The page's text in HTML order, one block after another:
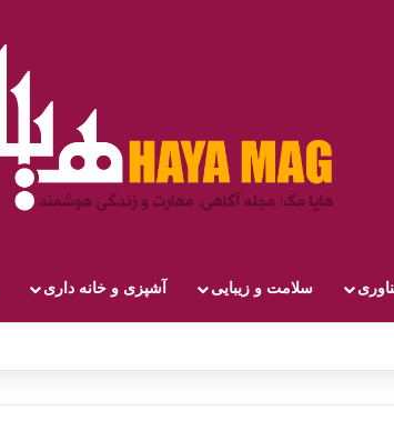
سلامت و زیبایی آشپزی و خانه داری